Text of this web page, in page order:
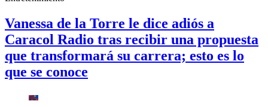
Vanessa de la Torre le dice adiós a
Caracol Radio tras recibir una propuesta
que transformará su carrera; esto es lo
que se conoce